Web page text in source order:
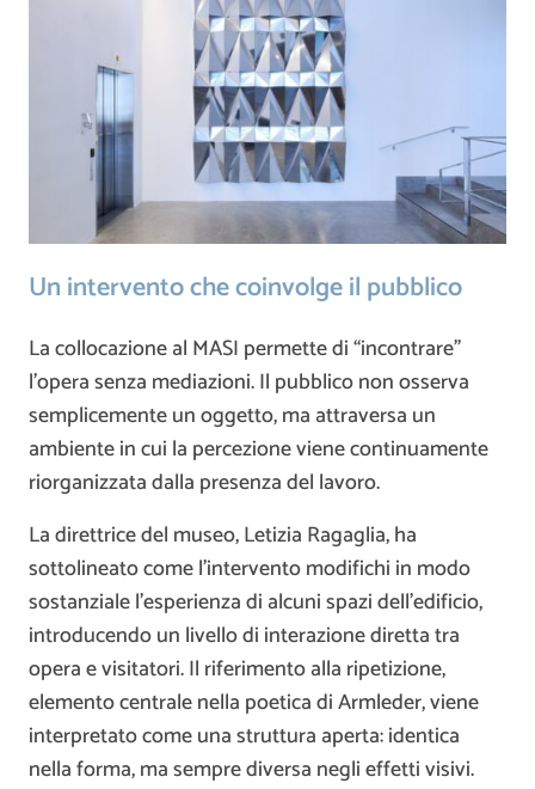
Un intervento che coinvolge il pubblico
La collocazione al MASI permette di “incontrare”
l’opera senza mediazioni. Il pubblico non osserva
semplicemente un oggetto, ma attraversa un
ambiente in cui la percezione viene continuamente
riorganizzata dalla presenza del lavoro.
La direttrice del museo,Letizia Ragaglia, ha
sottolineato come l’intervento modifichi in modo
sostanziale l’esperienza di alcuni spazi dell’edificio,
introducendo un livello di interazione diretta tra
opera e visitatori. Il riferimento alla ripetizione,
elemento centrale nella poetica di Armleder, viene
interpretato come una struttura aperta: identica
nella forma, ma sempre diversa negli effetti visivi.